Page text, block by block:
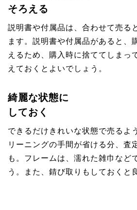
そろえる
説明書や付属品は、合わせて売る
ます。説明書や付属品があると、
えるため、購入時に捨ててしまっ
えておくとよいでしょう。
綺麗な状態に
しておく
できるだけきれいな状態で売るよ
リーニングの手間が省ける分、査
も。フレームは、濡れた雑巾など
う。また、錆び取りもしておくと